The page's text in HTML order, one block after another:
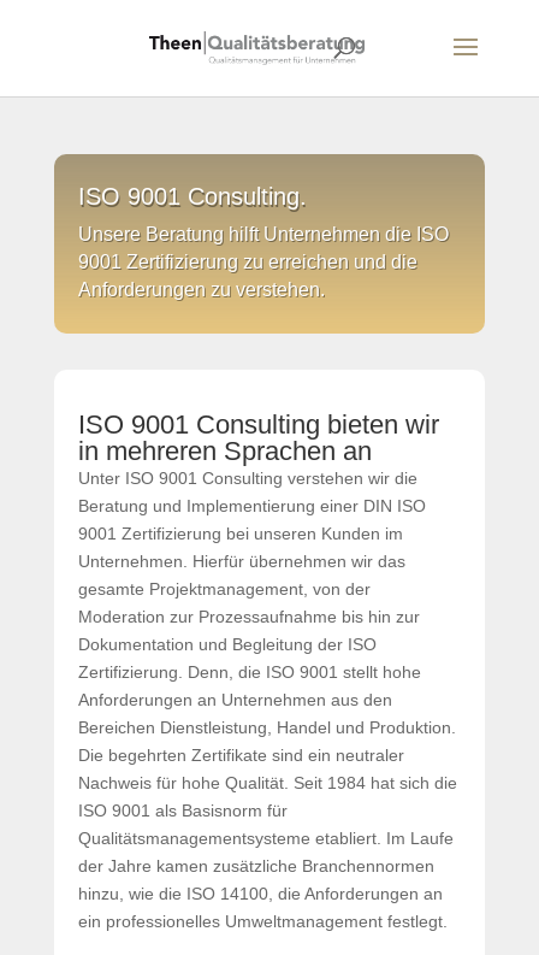
ISO 9001 Consulting.
Unsere Beratung hilft Unternehmen die ISO
9001 Zertifizierung zu erreichen und die
Anforderungen zu verstehen.
ISO 9001 Consulting bieten wir
in mehreren Sprachen an
Unter ISO 9001 Consulting verstehen wir die
Beratung und Implementierung einer DIN ISO
9001 Zertifizierung bei unseren Kunden im
Unternehmen. Hierfür übernehmen wir das
gesamte Projektmanagement, von der
Moderation zur Prozessaufnahme bis hin zur
Dokumentation und Begleitung der ISO
Zertifizierung. Denn, die ISO 9001 stellt hohe
Anforderungen an Unternehmen aus den
Bereichen Dienstleistung, Handel und Produktion.
Die begehrten Zertifikate sind ein neutraler
Nachweis für hohe Qualität. Seit 1984 hat sich die
ISO 9001 als Basisnorm für
Qualitätsmanagementsysteme etabliert. Im Laufe
der Jahre kamen zusätzliche Branchennormen
hinzu, wie die ISO 14100, die Anforderungen an
ein professionelles Umweltmanagement festlegt.